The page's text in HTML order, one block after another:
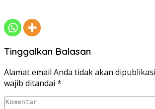
Tinggalkan Balasan
Alamat email Anda tidak akan
wajib ditandai *